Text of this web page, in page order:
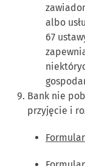
albo
67
Bank nie
przyjęcie i